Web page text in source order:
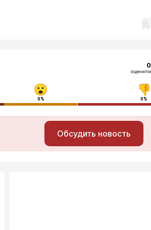
0
оценили
0% 0%
Обсудить новость